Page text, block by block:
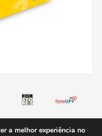
a melhor experiência no